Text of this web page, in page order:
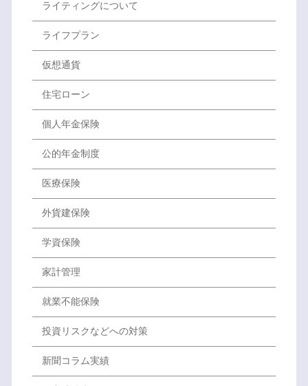
ライティングについて
ライフプラン
仮想通貨
住宅ローン
個人年金保険
公的年金制度
医療保険
外貨建保険
学資保険
家計管理
就業不能保険
投資リスクなどへの対策
新聞コラム実績